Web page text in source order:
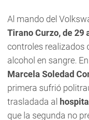
Al mando del
Tirano Curzo, de 29
controles realizados
alcohol en sangre.
Marcela Soledad
primera sufrió
trasladada al
que la segunda no